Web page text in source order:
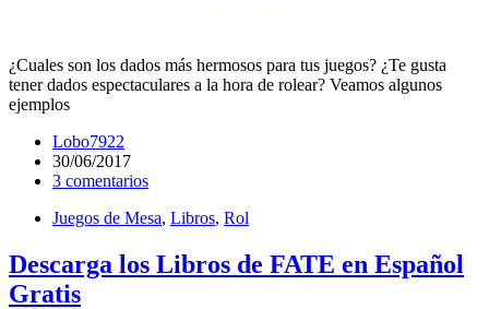
¿Cuales son los dados más hermosos para tus juegos? ¿Te gusta
tener dados espectaculares a la hora de rolear? Veamos algunos
ejemplos
Lobo7922
30/06/2017
3 comentarios
Juegos de Mesa, Libros, Rol
Descarga los Libros de FATE en Español
Gratis